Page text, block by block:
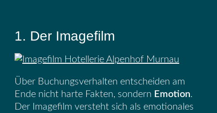
1. Der Imagefilm
Über Buchungsverhalten entscheiden am
Ende nicht harte Fakten, sondern Emotion.
Der Imagefilm versteht sich als emotionales